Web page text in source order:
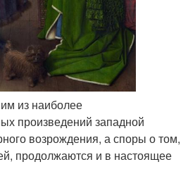
из наиболее
произведений западной
возрождения, а споры о том,
продолжаются и в настоящее